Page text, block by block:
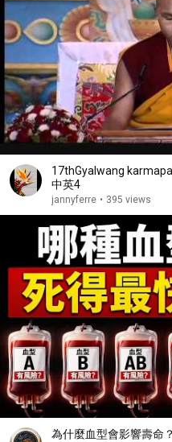
17thGyalwang
中英4
jannyferre • 395 views
為什麼血型會影響壽命？